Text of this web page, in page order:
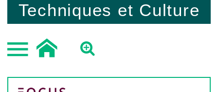
Techniques et Culture